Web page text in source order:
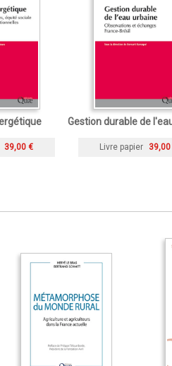
39,00 €
Gestion durable de
Livre papier